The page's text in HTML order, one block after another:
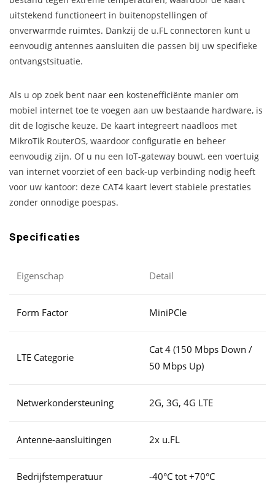
uitstekend functioneert in buitenopstellingen of
onverwarmde ruimtes. Dankzij de u.FL connectoren kunt u
eenvoudig antennes aansluiten die passen bij uw specifieke
ontvangstsituatie.
Als u op zoek bent naar een kostenefficiënte manier om
mobiel internet toe te voegen aan uw bestaande hardware, is
dit de logische keuze. De kaart integreert naadloos met
MikroTik RouterOS, waardoor configuratie en beheer
eenvoudig zijn. Of u nu een IoT-gateway bouwt, een voertuig
van internet voorziet of een back-up verbinding nodig heeft
voor uw kantoor: deze CAT4 kaart levert stabiele prestaties
zonder onnodige poespas.
Specificaties
Eigenschap Detail
Form Factor MiniPCIe
LTE Categorie
Cat 4 (150 Mbps Down /
50 Mbps Up)
Netwerkondersteuning 2G, 3G, 4G LTE
Antenne-aansluitingen 2x u.FL
Bedrijfstemperatuur -40°C tot +70°C